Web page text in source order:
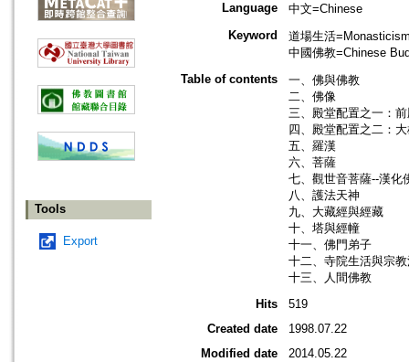
Tools
Export
Language
中文=Chinese
Keyword
道場生活
中國佛教=Chinese
Table of contents
一、佛與佛教
二、佛像
三、殿堂配置之一：
四、殿堂配置之二：
五、羅漢
六、菩薩
七、觀世音菩薩--漢化
八、護法天神
九、大藏經與經藏
十、塔與經幢
十一、佛門弟子
十二、寺院生活與宗
十三、人間佛教
Hits
519
Created date
1998.07.22
Modified date
2014.05.22